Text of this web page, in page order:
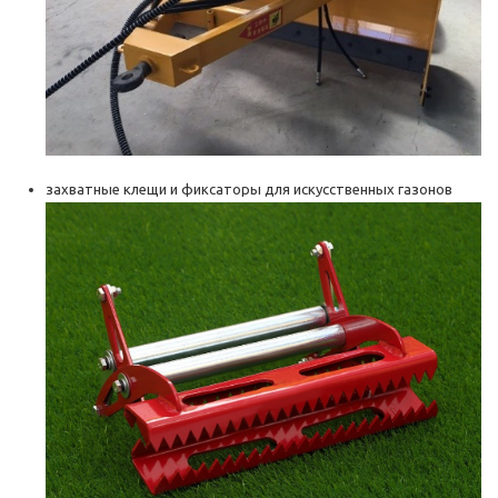
захватные клещи и фиксаторы для искусственных газонов